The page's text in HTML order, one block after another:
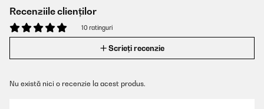
Recenziile clienților
10 ratinguri
Scrieți recenzie
Nu există nici o recenzie la acest produs.